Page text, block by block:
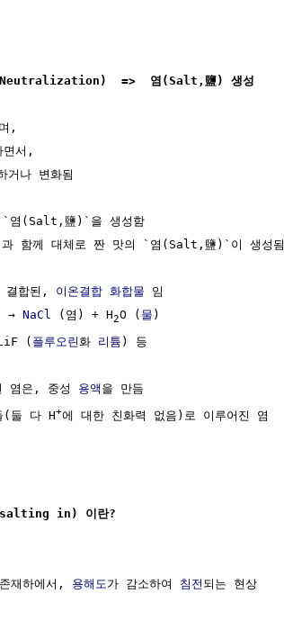
=>  염(Salt,鹽) 생성
,
면서,
거나 변화됨
`염(Salt,鹽)`을 생성함
함께 대체로 짠 맛의 `염(Salt,鹽)`이 생성됨
결합된, 이온결합 화합물 임
→ NaCl (염) + H2O ( 물 )
( 플루오린화 리튬 ) 등
염은, 중성 용액 을 만듬
(둘 다 H+에 대한 친화력 없음)로 이루어진 염
salting in) 이란?
재하에서, 용해도가 감소하여 침전 되는 현상